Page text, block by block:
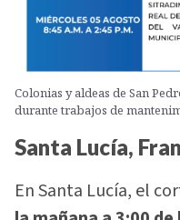
Colonias y aldeas de San
durante trabajos de
Santa Lucía,
En Santa Lucía, el